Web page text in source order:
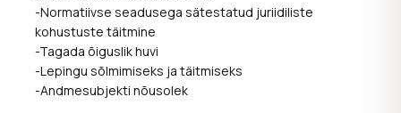
-Normatiivse seadusega sätestatud juriidiliste
kohustuste täitmine
-Tagada õiguslik huvi
-Lepingu sõlmimiseks ja täitmiseks
-Andmesubjekti nõusolek